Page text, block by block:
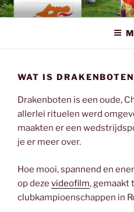
Ga
naar
inhoud
EHDC.NL
Eerste Hollandse Drakenboot
WAT IS DRAKENBOTEN
Drakenboten is een oude,
allerlei rituelen werd
maakten er een
je er meer over.
Hoe mooi, spannend en
op deze videofilm, gemaakt
clubkampioenschappen in